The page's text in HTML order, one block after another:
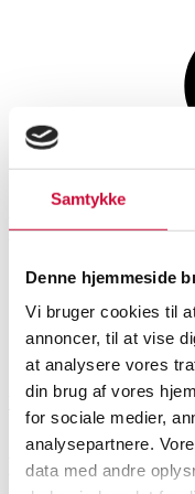
Samtykke
Denne hjemmeside
Vi bruger cookies til
annoncer, til at vise
at analysere vores
din brug af vores
for sociale medier,
analysepartnere.
data med andre
Musik,
Epiphone
samt
SHOWROOM
Vejle DKK
Beskrivelse